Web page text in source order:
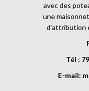
avec des
une
d’attribution
Tél :
E-mail: